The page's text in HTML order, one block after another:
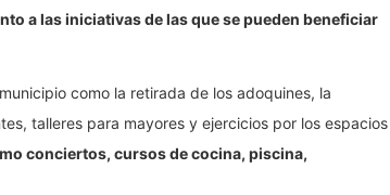
a las iniciativas de las que se pueden beneficiar
como la retirada de los adoquines, la
talleres para mayores y ejercicios por los espacios
conciertos, cursos de cocina, piscina,